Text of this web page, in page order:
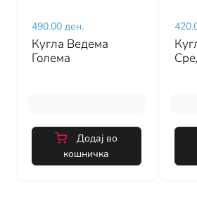
490.00 ден.
Кугла Ведема
Голема
Додај во
кошничка